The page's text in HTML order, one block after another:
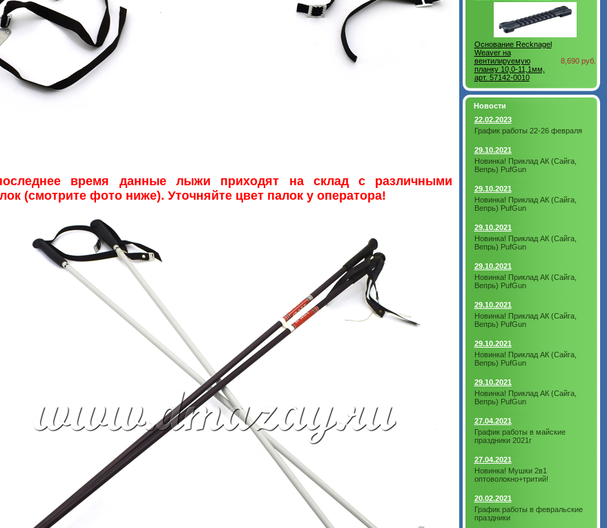
время данные лыжи приходят на склад с различными
(смотрите фото ниже). Уточняйте цвет палок у оператора!
Основание Recknagel
Weaver на
вентилируемую
планку 10,0-11,1мм,
арт. 57142-0010
8,690 руб.
Новости
22.02.2023
График работы 22-26 февраля
29.10.2021
Новинка! Приклад АК (Сайга,
Вепрь) PufGun
29.10.2021
Новинка! Приклад АК (Сайга,
Вепрь) PufGun
29.10.2021
Новинка! Приклад АК (Сайга,
Вепрь) PufGun
29.10.2021
Новинка! Приклад АК (Сайга,
Вепрь) PufGun
29.10.2021
Новинка! Приклад АК (Сайга,
Вепрь) PufGun
29.10.2021
Новинка! Приклад АК (Сайга,
Вепрь) PufGun
29.10.2021
Новинка! Приклад АК (Сайга,
Вепрь) PufGun
27.04.2021
График работы в майские
праздники 2021г
27.04.2021
Новинка! Мушки 2в1
оптоволокно+тритий!
20.02.2021
График работы в февральские
праздники